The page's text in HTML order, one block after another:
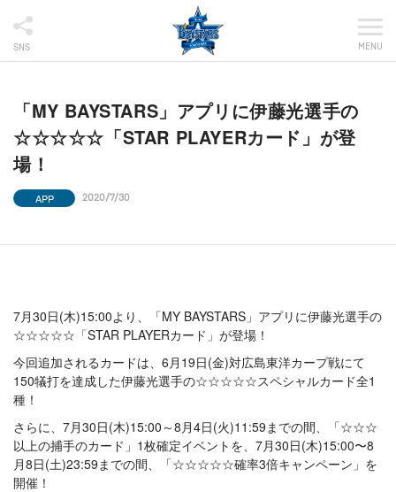
SNS MENU
「MY BAYSTARS」アプリに伊藤光選手の
☆☆☆☆☆「STAR PLAYERカード」が登
場！
APP 2020/7/30
7月30日(木)15:00より、「MY BAYSTARS」アプリに伊藤光選手の
☆☆☆☆☆「STAR PLAYERカード」が登場！
今回追加されるカードは、6月19日(金)対広島東洋カープ戦にて
150犠打を達成した伊藤光選手の☆☆☆☆☆スペシャルカード全1
種！
さらに、7月30日(木)15:00～8月4日(火)11:59までの間、「☆☆☆
以上の捕手のカード」1枚確定イベントを、7月30日(木)15:00〜8
月8日(土)23:59までの間、「☆☆☆☆☆確率3倍キャンペーン」を
開催！